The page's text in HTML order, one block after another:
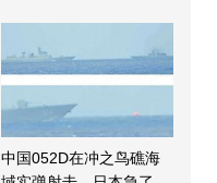
中国052D在冲之鸟礁海